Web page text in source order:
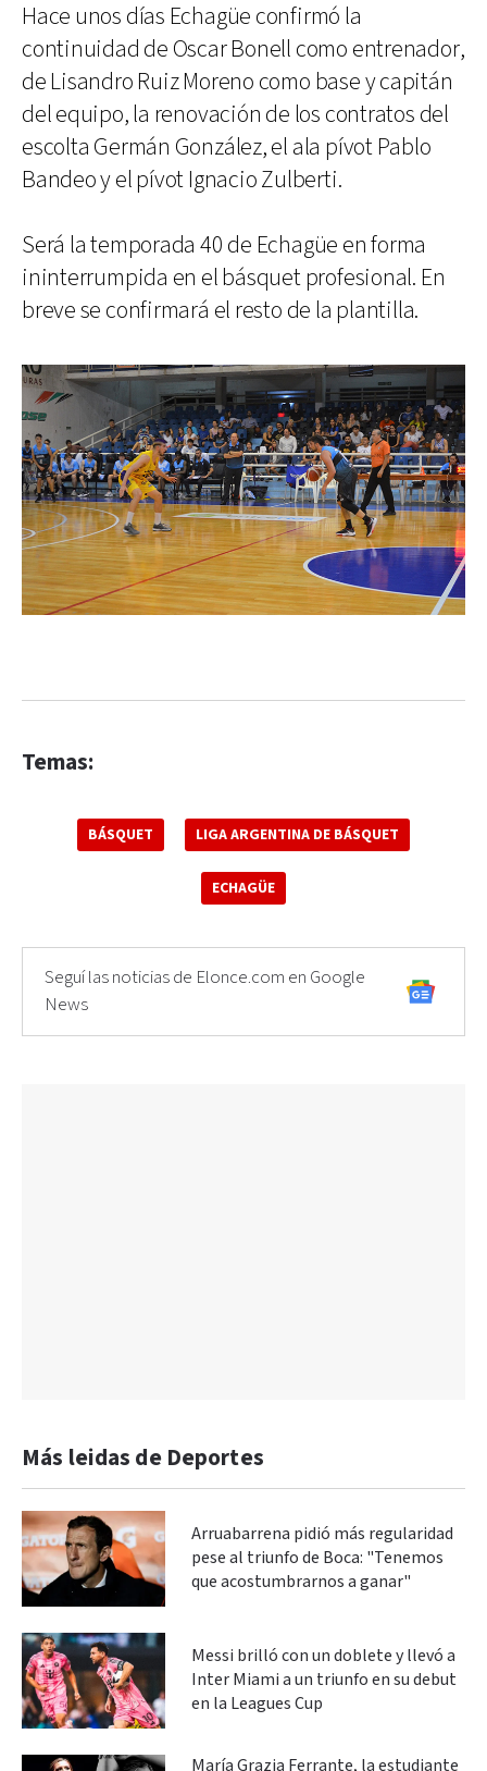
Hace unos días Echagüe confirmó la
continuidad de Oscar Bonell como entrenador,
de Lisandro Ruiz Moreno como base y capitán
del equipo, la renovación de los contratos del
escolta Germán González, el ala pívot Pablo
Bandeo y el pívot Ignacio Zulberti.
Será la temporada 40 de Echagüe en forma
ininterrumpida en el básquet profesional. En
breve se confirmará el resto de la plantilla.
Temas:
BÁSQUET LIGA ARGENTINA DE BÁSQUET
ECHAGÜE
Seguí las noticias de Elonce.com en Google
News
Más leidas de Deportes
Arruabarrena pidió más regularidad
pese al triunfo de Boca: "Tenemos
que acostumbrarnos a ganar"
Messi brilló con un doblete y llevó a
Inter Miami a un triunfo en su debut
en la Leagues Cup
María Grazia Ferrante, la estudiante